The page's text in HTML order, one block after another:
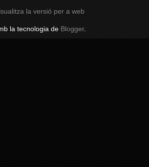
la versió per a web
la tecnologia de Blogger.